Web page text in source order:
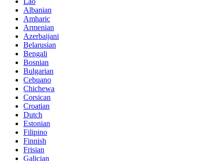
Albanian
Amharic
Armenian
Azerbaijani
Belarusian
Bengali
Bosnian
Bulgarian
Cebuano
Chichewa
Corsican
Croatian
Dutch
Estonian
Filipino
Finnish
Frisian
Galician